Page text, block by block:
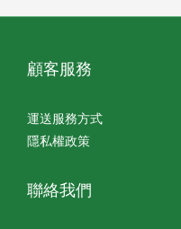
顧客服務
運送服務方式
隱私權政策
聯絡我們